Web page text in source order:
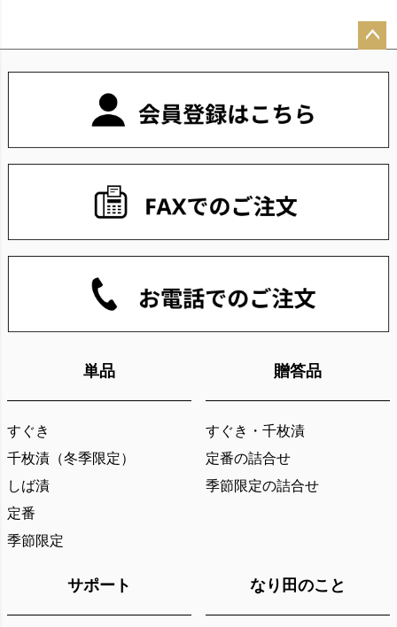
単品
すぐき
千枚漬（冬季限定）
しば漬
定番
季節限定
贈答品
すぐき・千枚漬
定番の詰合せ
季節限定の詰合せ
サポート なり田のこと